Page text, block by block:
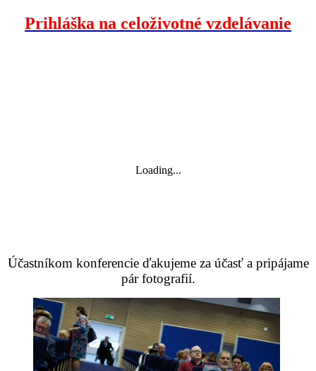
Prihláška na celoživotné vzdelávanie
Loading...
Účastníkom konferencie ďakujeme za účasť a pripájame
pár fotografií.